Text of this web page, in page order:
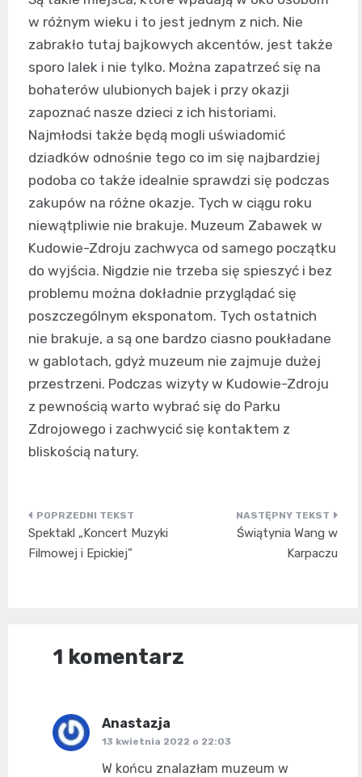
w różnym wieku i to jest jednym z nich. Nie
zabrakło tutaj bajkowych akcentów, jest także
sporo lalek i nie tylko. Można zapatrzeć się na
bohaterów ulubionych bajek i przy okazji
zapoznać nasze dzieci z ich historiami.
Najmłodsi także będą mogli uświadomić
dziadków odnośnie tego co im się najbardziej
podoba co także idealnie sprawdzi się podczas
zakupów na różne okazje. Tych w ciągu roku
niewątpliwie nie brakuje. Muzeum Zabawek w
Kudowie-Zdroju zachwyca od samego początku
do wyjścia. Nigdzie nie trzeba się spieszyć i bez
problemu można dokładnie przyglądać się
poszczególnym eksponatom. Tych ostatnich
nie brakuje, a są one bardzo ciasno poukładane
w gablotach, gdyż muzeum nie zajmuje dużej
przestrzeni. Podczas wizyty w Kudowie-Zdroju
z pewnością warto wybrać się do Parku
Zdrojowego i zachwycić się kontaktem z
bliskością natury.
Nawigacja
wpisu
Spektakl „Koncert Muzyki
Filmowej i Epickiej”
Świątynia Wang w
Karpaczu
1 komentarz
Anastazja
13 kwietnia 2022 o 22:03
W końcu znalazłam muzeum w